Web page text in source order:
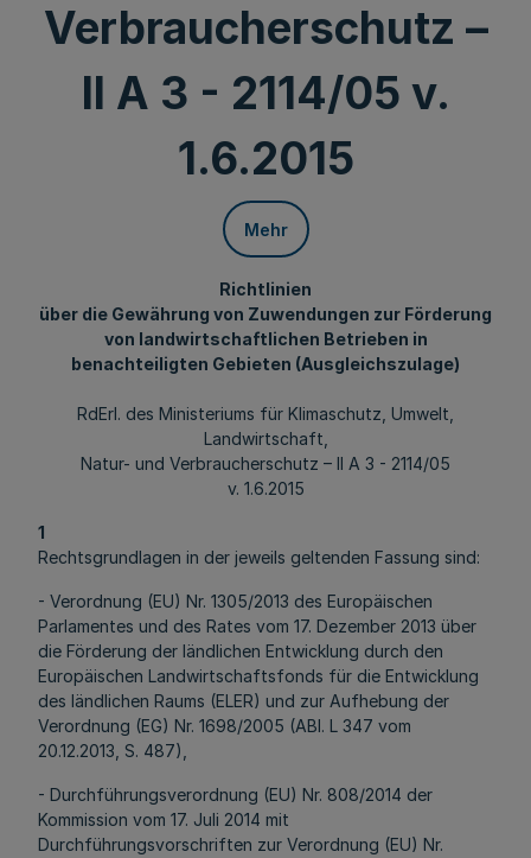
Verbraucherschutz –
II A 3 - 2114/05 v.
1.6.2015
Mehr
Richtlinien
über die Gewährung von Zuwendungen zur Förderung
von landwirtschaftlichen Betrieben in
benachteiligten Gebieten (Ausgleichszulage)
RdErl. des Ministeriums für Klimaschutz, Umwelt,
Landwirtschaft,
Natur- und Verbraucherschutz – II A 3 - 2114/05
v. 1.6.2015
1
Rechtsgrundlagen in der jeweils geltenden Fassung sind:
- Verordnung (EU) Nr. 1305/2013 des Europäischen
Parlamentes und des Rates vom 17. Dezember 2013 über
die Förderung der ländlichen Entwicklung durch den
Europäischen Landwirtschaftsfonds für die Entwicklung
des ländlichen Raums (ELER) und zur Aufhebung der
Verordnung (EG) Nr. 1698/2005 (ABl. L 347 vom
20.12.2013, S. 487),
- Durchführungsverordnung (EU) Nr. 808/2014 der
Kommission vom 17. Juli 2014 mit
Durchführungsvorschriften zur Verordnung (EU) Nr.